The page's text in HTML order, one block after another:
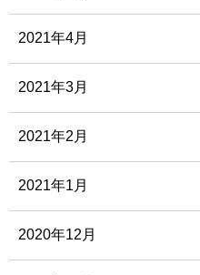
2021年4月
2021年3月
2021年2月
2021年1月
2020年12月